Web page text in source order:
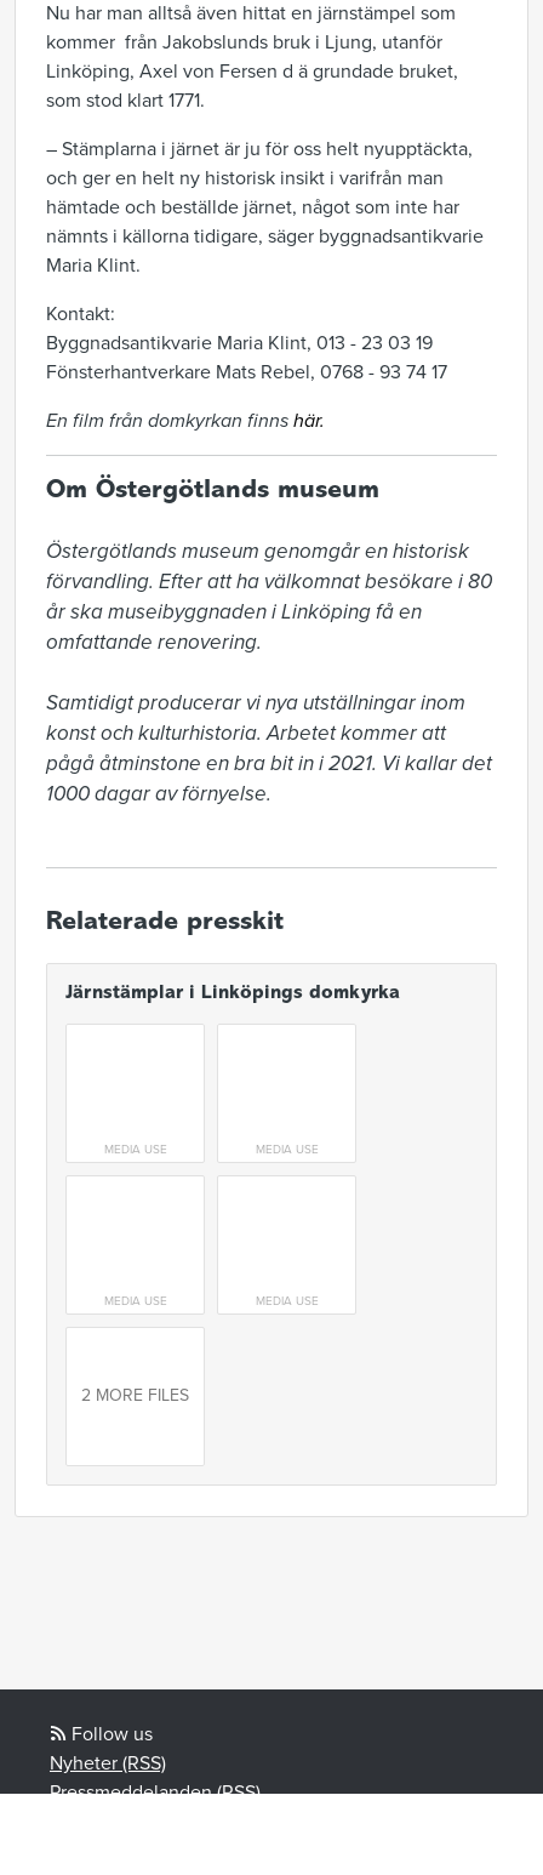
Nu har man alltså även hittat en järnstämpel som
kommer från Jakobslunds bruk i Ljung, utanför
Linköping, Axel von Fersen d ä grundade bruket,
som stod klart 1771.
– Stämplarna i järnet är ju för oss helt nyupptäckta,
och ger en helt ny historisk insikt i varifrån man
hämtade och beställde järnet, något som inte har
nämnts i källorna tidigare, säger byggnadsantikvarie
Maria Klint.
Kontakt:
Byggnadsantikvarie Maria Klint, 013 - 23 03 19
Fönsterhantverkare Mats Rebel, 0768 - 93 74 17
En film från domkyrkan finns här.
Om Östergötlands museum
Östergötlands museum genomgår en historisk
förvandling. Efter att ha välkomnat besökare i 80
år ska museibyggnaden i Linköping få en
omfattande renovering.
Samtidigt producerar vi nya utställningar inom
konst och kulturhistoria. Arbetet kommer att
pågå åtminstone en bra bit in i 2021. Vi kallar det
1000 dagar av förnyelse.
Relaterade presskit
Järnstämplar i Linköpings domkyrka
MEDIA USE MEDIA USE
MEDIA USE MEDIA USE
2 MORE FILES
Follow us
Nyheter (RSS)
Pressmeddelanden (RSS)